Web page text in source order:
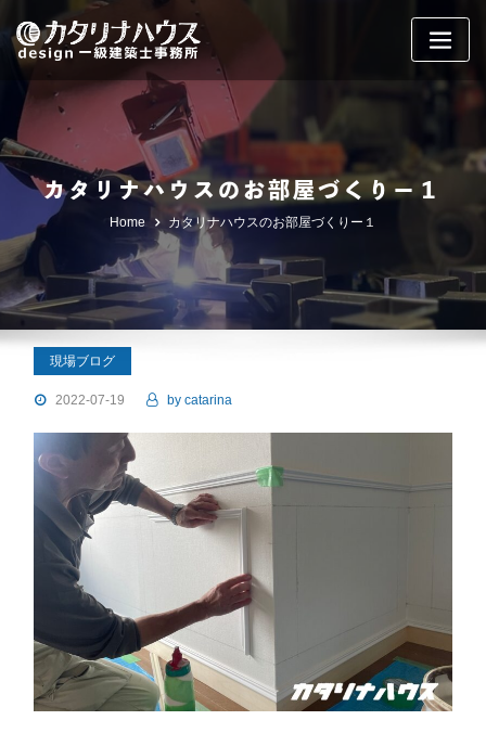
content
カタリナハウスのお部屋づくりー１
Home カタリナハウスのお部屋づくりー１
現場ブログ
2022-07-19 by catarina